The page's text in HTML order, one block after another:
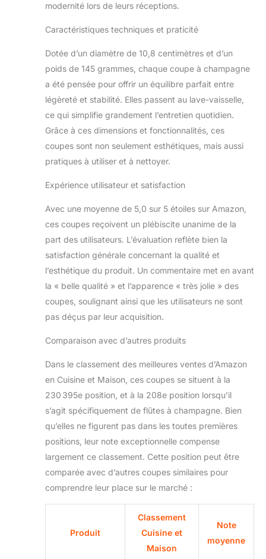
modernité lors de leurs réceptions.
Caractéristiques techniques et praticité
Dotée d’un diamètre de 10,8 centimètres et d’un
poids de 145 grammes, chaque coupe à champagne
a été pensée pour offrir un équilibre parfait entre
légèreté et stabilité. Elles passent au lave-vaisselle,
ce qui simplifie grandement l’entretien quotidien.
Grâce à ces dimensions et fonctionnalités, ces
coupes sont non seulement esthétiques, mais aussi
pratiques à utiliser et à nettoyer.
Expérience utilisateur et satisfaction
Avec une moyenne de 5,0 sur 5 étoiles sur Amazon,
ces coupes reçoivent un plébiscite unanime de la
part des utilisateurs. L’évaluation reflète bien la
satisfaction générale concernant la qualité et
l’esthétique du produit. Un commentaire met en avant
la « belle qualité » et l’apparence « très jolie » des
coupes, soulignant ainsi que les utilisateurs ne sont
pas déçus par leur acquisition.
Comparaison avec d’autres produits
Dans le classement des meilleures ventes d’Amazon
en Cuisine et Maison, ces coupes se situent à la
230 395e position, et à la 208e position lorsqu’il
s’agit spécifiquement de flûtes à champagne. Bien
qu’elles ne figurent pas dans les toutes premières
positions, leur note exceptionnelle compense
largement ce classement. Cette position peut être
comparée avec d’autres coupes similaires pour
comprendre leur place sur le marché :
Produit
Classement
Cuisine et
Maison
Note
moyenne